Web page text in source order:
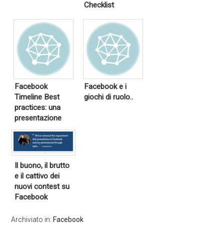
Checklist
Facebook
Timeline Best
practices: una
presentazione
Facebook e i
giochi di ruolo..
Il buono, il brutto
e il cattivo dei
nuovi contest su
Facebook
Archiviato in: Facebook